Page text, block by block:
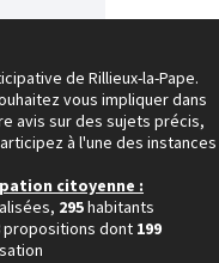
de Rillieux-la-Pape.
vous impliquer dans
avis sur des sujets précis,
à l'une des instances
citoyenne :
295habitants
propositions dont 199